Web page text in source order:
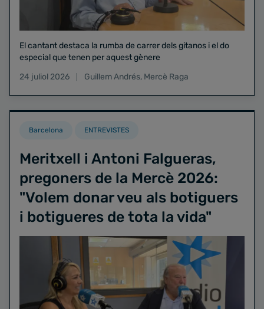
El cantant destaca la rumba de carrer dels gitanos i el do
especial que tenen per aquest gènere
24 juliol 2026
Guillem Andrés, Mercè Raga
Barcelona ENTREVISTES
Meritxell i Antoni Falgueras,
pregoners de la Mercè 2026:
"Volem donar veu als botiguers
i botigueres de tota la vida"